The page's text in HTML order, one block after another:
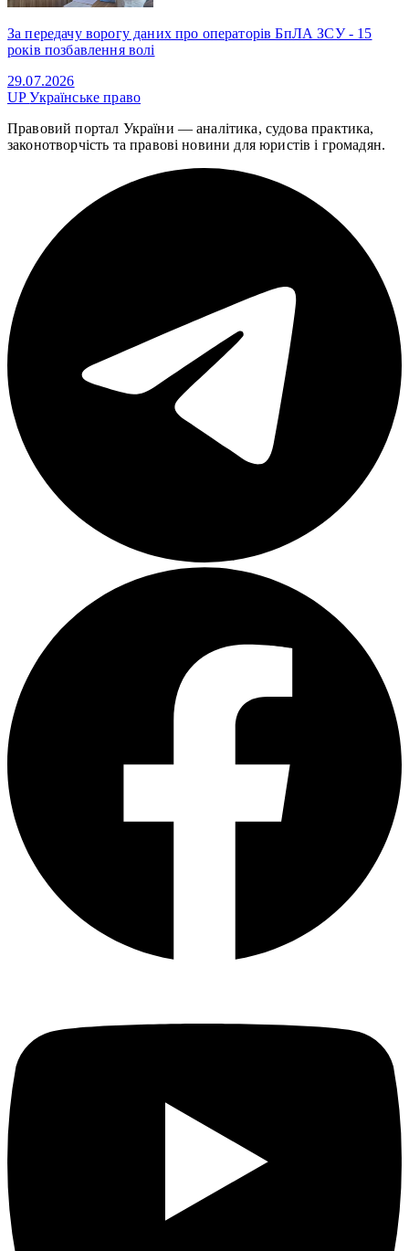
За передачу ворогу даних про операторів БпЛА ЗСУ - 15
років позбавлення волі
29.07.2026
UPУкраїнське право
Правовий портал України — аналітика, судова практика,
законотворчість та правові новини для юристів і громадян.